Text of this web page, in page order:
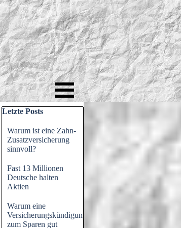
Block überspringen Letzte Posts
Letzte Posts
Warum ist eine Zahn-
Zusatzversicherung
sinnvoll?
Fast 13 Millionen
Deutsche halten
Aktien
Warum eine
Versicherungskündigung
zum Sparen gut